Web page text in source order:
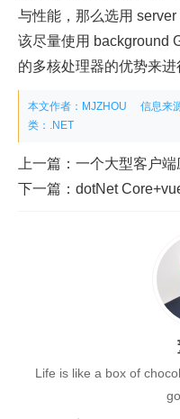
与性能，那么选用
该尽量使用 background
的多核处理器的优势来进
本文作者：MJZHOU 信息来
类： .NET
上一篇： 一个大型客户端应
下一篇： dotNet Core+vue
Life is like a box of